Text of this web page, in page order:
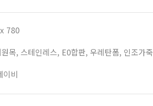
780
목, 스테인레스, E0합판, 우레탄폼, 인조가죽
이비